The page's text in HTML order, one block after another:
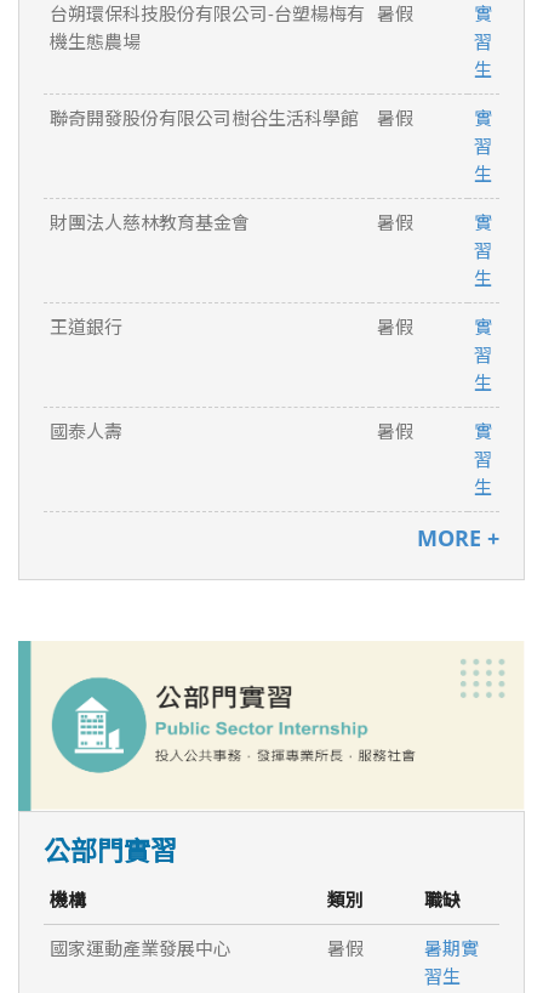
台朔環保科技股份有限公司-台塑楊梅有
機生態農場
暑假
實
習
生
聯奇開發股份有限公司樹谷生活科學館
暑假
實
習
生
財團法人慈林教育基金會
暑假
實
習
生
王道銀行
暑假
實
習
生
國泰人壽
暑假
實
習
生
MORE +
公部門實習
機構 類別
職缺
國家運動產業發展中心
暑假
暑期實
習生